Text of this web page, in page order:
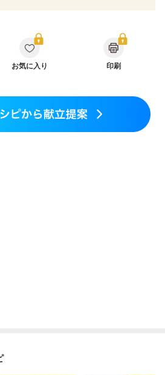
乳がん（放射線治療中）
過観察中の方など
妊娠中(初期)
なる（初期）
ウマチ
乾癬
体作り）
お気に入り 印刷